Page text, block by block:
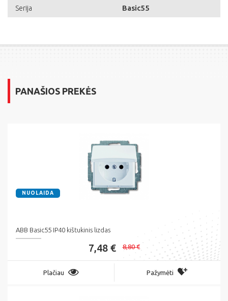
Serija Basic55
PANAŠIOS PREKĖS
NUOLAIDA
ABB Basic55 IP40 kištukinis lizdas
7,48 € 8,80 €
Plačiau Pažymėti